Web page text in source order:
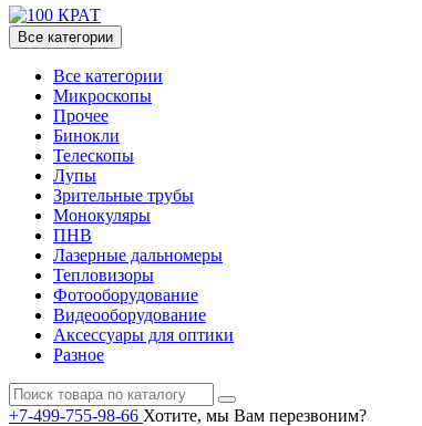
Все категории
Все категории
Микроскопы
Прочее
Бинокли
Телескопы
Лупы
Зрительные трубы
Монокуляры
ПНВ
Лазерные дальномеры
Тепловизоры
Фотооборудование
Видеооборудование
Аксессуары для оптики
Разное
+7-499-755-98-66 Хотите, мы Вам перезвоним?